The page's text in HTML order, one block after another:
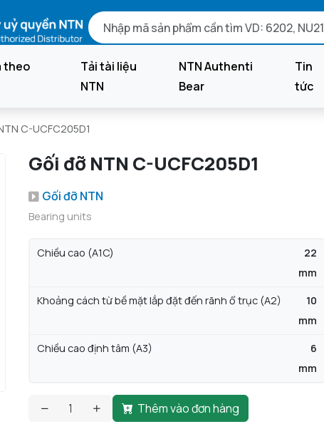
theo
Tải tài liệu
NTN
NTN Authenti
Bear
Tin
tức
C-UCFC205D1
Gối đỡ NTN C-UCFC205D1
Gối đỡ NTN
Bearing units
Chiều cao (A1C)
22
mm
Khoảng cách từ bề mặt lắp đặt đến rãnh ổ trục (A2)
10
mm
Chiều cao định tâm (A3)
6
mm
Thêm vào đơn hàng